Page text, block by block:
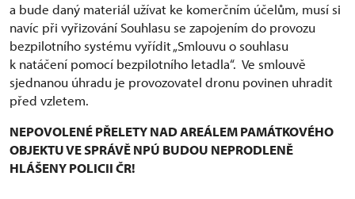
a bude daný materiál užívat ke komerčním účelům, musí si
navíc při vyřizování Souhlasu se zapojením do provozu
bezpilotního systému vyřídit „Smlouvu o souhlasu
k natáčení pomocí bezpilotního letadla“. Ve smlouvě
sjednanou úhradu je provozovatel dronu povinen uhradit
před vzletem.
NEPOVOLENÉ PŘELETY NAD AREÁLEM PAMÁTKOVÉHO
OBJEKTU VE SPRÁVĚ NPÚ BUDOU NEPRODLENĚ
HLÁŠENY POLICII ČR!